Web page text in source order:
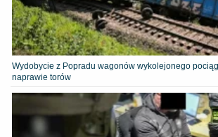
Wydobycie z Popradu wagonów wykolejonego
naprawie torów